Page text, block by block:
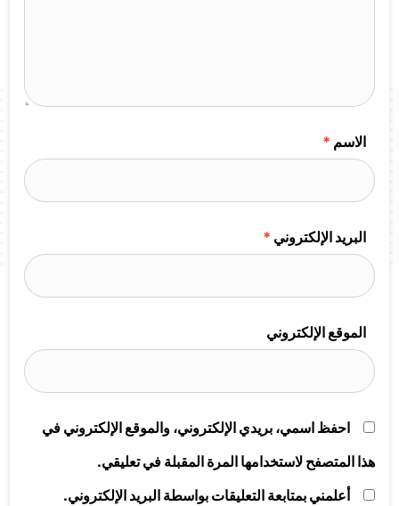
الاسم *
البريد الإلكتروني *
الموقع الإلكتروني
احفظ اسمي، بريدي الإلكتروني، والموقع الإلكتروني في
هذا المتصفح لاستخدامها المرة المقبلة في تعليقي.
أعلمني بمتابعة التعليقات بواسطة البريد الإلكتروني.